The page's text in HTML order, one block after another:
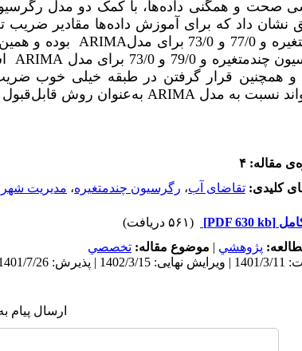
صحت و همگنی داده‌ها، با کمک دو مدل
0 و 73/0 برای مدل
ARIMA
و 79/0 و 73/0 برای مدل
و همچنین قرار گرفتن در طبقه خیلی خوب
نسبت به مدل ARIMA به‌عنوان روش قابل‌قبول
مقاله: ۴
کلیدی: تقاضای آب، رگرسیون چندمتغیره، مدیریت
[PDF 630 kb]
(۵۶۱ دریافت)
پژوهشي | موضوع مقاله: تخصصي
الکترونیک: 1401/7/26
ارسال پیام